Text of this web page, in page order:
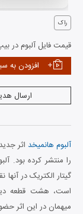
راک
قیمت فایل آلبوم در
افزودن به
ارسال
آلبوم هانمیخد اثر
را منتشر کرده بود.
گیتار الکتریک در
است، هشت قطعه
میهمان در این اثر